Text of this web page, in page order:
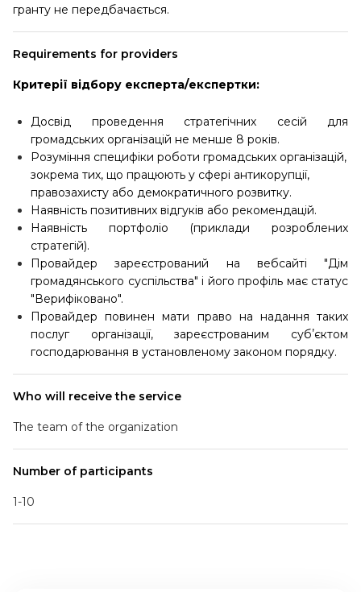
гранту не передбачається.
Requirements for providers
Критерії відбору експерта/експертки:
Досвід проведення стратегічних сесій для
громадських організацій не менше 8 років.
Розуміння специфіки роботи громадських організацій,
зокрема тих, що працюють у сфері антикорупції,
правозахисту або демократичного розвитку.
Наявність позитивних відгуків або рекомендацій.
Наявність портфоліо (приклади розроблених
стратегій).
Провайдер зареєстрований на вебсайті "Дім
громадянського суспільства" і його профіль має статус
"Верифіковано".
Провайдер повинен мати право на надання таких
послуг організації, зареєстрованим субʼєктом
господарювання в установленому законом порядку.
Who will receive the service
The team of the organization
Number of participants
1-10